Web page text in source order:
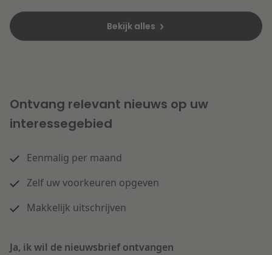
Bekijk alles
Ontvang relevant nieuws op uw
interessegebied
Eenmalig per maand
Zelf uw voorkeuren opgeven
Makkelijk uitschrijven
Ja, ik wil de nieuwsbrief ontvangen